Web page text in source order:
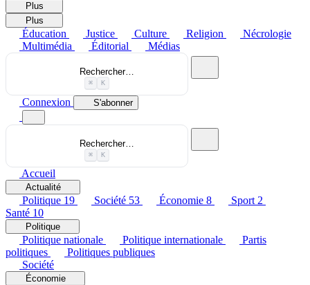
Plus
Plus
Éducation Justice Culture Religion
Nécrologie
Multimédia
Éditorial Médias
Rechercher…
⌘ K
Connexion S'abonner
Rechercher…
⌘ K
Accueil
Actualité
Politique 19 Société 53 Économie 8 Sport 2
Santé 10
Politique
Politique nationale Politique internationale
Partis
politiques
Politiques publiques
Société
Économie